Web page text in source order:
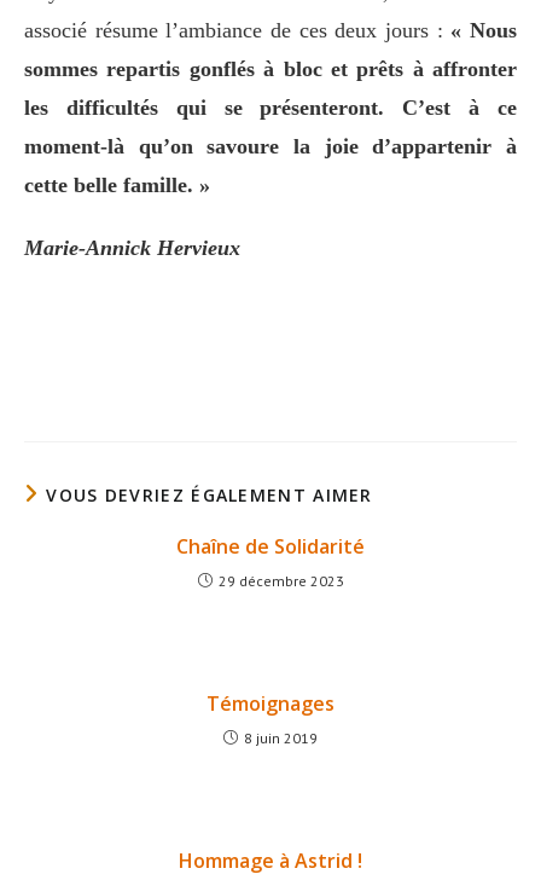
associé résume l’ambiance de ces deux jours : « Nous
sommes repartis gonflés à bloc et prêts à affronter
les difficultés qui se présenteront. C’est à ce
moment-là qu’on savoure la joie d’appartenir à
cette belle famille. »
Marie-Annick Hervieux
VOUS DEVRIEZ ÉGALEMENT AIMER
Chaîne de Solidarité
29 décembre 2023
Témoignages
8 juin 2019
Hommage à Astrid !